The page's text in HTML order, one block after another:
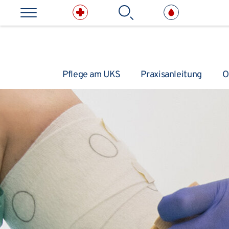
Direkt zum Inhalt springen
Pflege am UKS Praxisanleitung
Kliniken & medizinische
Leitung & Management